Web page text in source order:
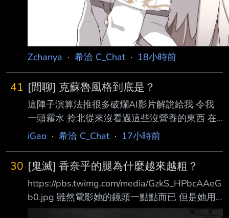
Zchanya · 希洽 C_Chat· 18小時前
41 [閒聊] 克蘇魯風格到底是？
這陣子演算法推很多破爛AI影片解說給我 令我
一頭霧水 拎北從來沒看過這些沒營養的東西 在
想是不是跟家裡人用同樣的網路而他們專門看這
致壓迫！遍地克蘇魯異獸！99%人類被啃食殆
盡！】 【人類探勘石油驚醒克蘇魯巨獸！想跑
已來不及！】 這樣的糞標題 然後封面是一隻四
不像長得有點噁的生物 克蘇魯神話裡面有許多
iGao · 希洽 C_Chat· 17小時前
30 [鬼滅] 香奈乎的腿為什麼越來越粗？
https://pbs.twimg.com/media/GzkS_HPbcAAeG
b0.jpg 雖然電影她的鏡頭一點點而已 但是她用
花枝呼吸的時候 我就覺得她的腿好像有點壯 我